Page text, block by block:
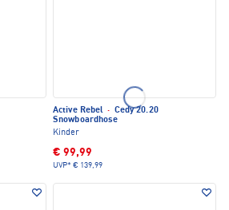
Active Rebel · Cedy 20.20
Snowboardhose
Kinder
€ 99,99
UVP* € 139,99